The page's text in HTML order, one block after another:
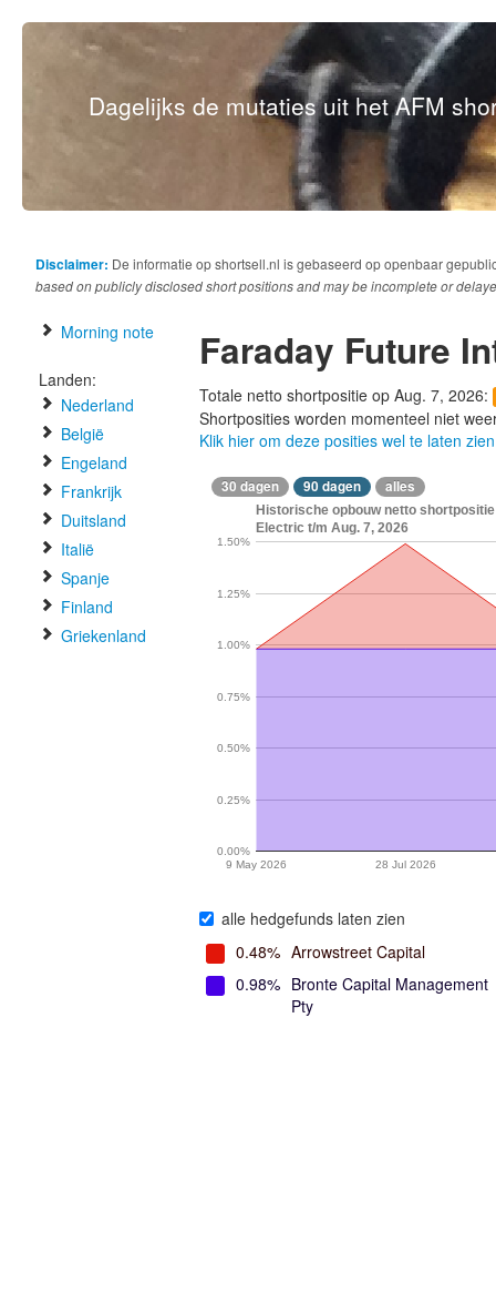
Dagelijks de mutaties uit het AFM
Disclaimer: De informatie op shortsell.nl is gebaseerd op openbaar
based on publicly disclosed short positions and may be incomplete or
Morning note
Landen:
Nederland
België
Engeland
Frankrijk
Duitsland
Italië
Spanje
Finland
Griekenland
Faraday Future
Totale netto shortpositie op Aug. 7, 2026:
Shortposities worden momenteel niet
Klik hier om deze posities wel te laten zien
30 dagen 90 dagen alles
Historische opbouw netto
Electric t/m Aug. 7, 2026
9 May 2026 28 Jul 2026
0.00%
0.25%
0.50%
0.75%
1.00%
1.25%
1.50%
alle hedgefunds laten zien
0.48% Arrowstreet Capital
0.98% Bronte Capital Management
Pty